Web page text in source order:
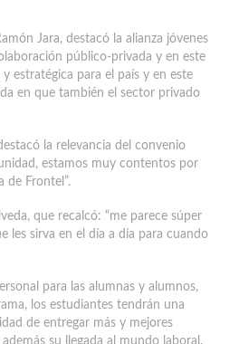
Jara, destacó la alianza jóvenes
público-privada y en este
estratégica para el país y en este
en que también el sector privado
la relevancia del convenio
estamos muy contentos por
de Frontel”.
que recalcó: “me parece súper
les sirva en el día a día para cuando
para las alumnas y alumnos,
los estudiantes tendrán una
de entregar más y mejores
su llegada al mundo laboral.